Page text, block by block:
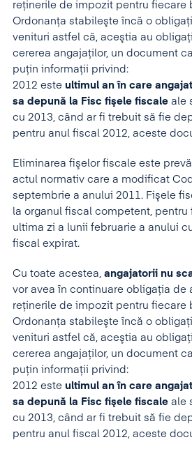
reţinerile de impozit pentru fiecare
Ordonanţa stabileşte încă o
venituri astfel că, aceştia au
cererea angajaţilor, un document
puţin informaţii privind:
2012 este ultimul an în care
sa depună la Fisc fişele fiscale ale
cu 2013, când ar fi trebuit să fie
pentru anul fiscal 2012, aceste
Eliminarea fişelor fiscale este
actul normativ care a modificat
septembrie a anului 2011. Fişele
la organul fiscal competent, pentru
ultima zi a lunii februarie a anului
fiscal expirat.
Cu toate acestea, angajatorii nu
vor avea în continuare obligaţia de
reţinerile de impozit pentru fiecare
Ordonanţa stabileşte încă o
venituri astfel că, aceştia au
cererea angajaţilor, un document
puţin informaţii privind:
2012 este ultimul an în care
sa depună la Fisc fişele fiscale ale
cu 2013, când ar fi trebuit să fie
pentru anul fiscal 2012, aceste